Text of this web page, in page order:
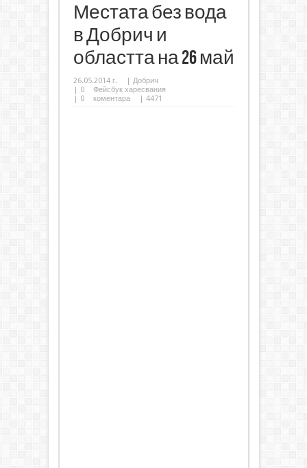
Местата без вода
в Добрич и
областта на 26 май
26.05.2014 г. | Добрич
| 0
Фейсбук харесвания
| 0 коментара | 4471